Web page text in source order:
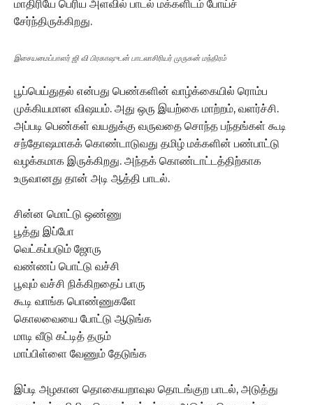
மாதிரியே பெரிய அளவில் பாடல் மக்களிடம் போய்ச்
சேர்ந்திருக்கிறது.
இசையமைப்பாளர் ஜி வி பிரகாஷுடன் பாடலாசிரியர் முருகன் மந்திரம்
பூப்பெய்துதல் என்பது பெண்களின் வாழ்க்கையில் ரொம்ப
முக்கியமான விஷயம். அது ஒரு இயற்கை மாற்றம், வளர்ச்சி.
அப்படி பெண்கள் வயதுக்கு வருவதை சொந்த பந்தங்கள் கூடி
சந்தோஷமாகக் கொண்டாடுவது தமிழ் மக்களின் பண்பாட்டு
வழக்கமாக இருக்கிறது. அந்தக் கொண்டாட்டத்திற்காக
உருவானது தான் அடி ஆத்தி பாடல்.
சின்ன மொட்டு ஒண்ணு
பூத்து இப்போ
வெட்கப்படும் ஜோரு
வண்ணப் பொட்டு வச்சி
பூவும் வச்சி நிக்கிறதைப் பாரு
கூடி வாங்க பொண்ணுகளே
கொலவையை போட்டு ஆடுங்க
மாடி வீடு கட்டித் தரும்
மாப்பிள்ளை வேணும் தேடுங்க
இப்டி அழகான தொகையறாவுல தொடங்குற பாடல், அடுத்து